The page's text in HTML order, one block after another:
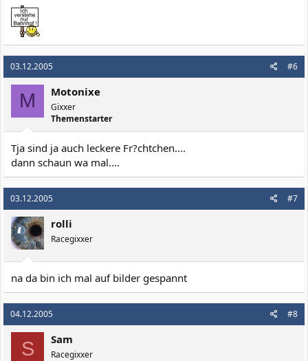
03.12.2005 #6
M Motonixe
Gixxer
Themenstarter
Tja sind ja auch leckere Fr?chtchen....
dann schaun wa mal....
03.12.2005 #7
rolli
Racegixxer
na da bin ich mal auf bilder gespannt
04.12.2005 #8
S Sam
Racegixxer